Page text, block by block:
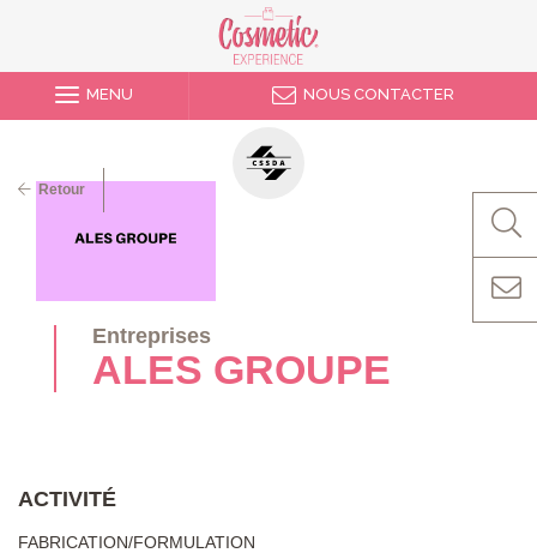
MENU NOUS CONTACTER
Entreprises
ALES GROUPE
ACTIVITÉ
FABRICATION/FORMULATION
Retour